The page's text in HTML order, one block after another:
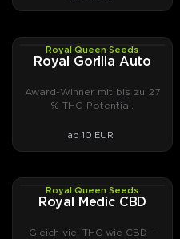
AUTOFEMRoyal Queen Seeds
Royal Gorilla Auto
Award-Winner mit bis zu 27
% THC-Potential.
ab 10 EUR
PHOTOFEM
Royal Queen Seeds
Royal Medic CBD
Gleich viel THC wie CBD –